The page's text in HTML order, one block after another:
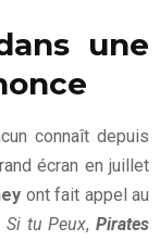
une
connaît depuis
écran en juillet
ont fait appel au
Si tu Peux,Pirates